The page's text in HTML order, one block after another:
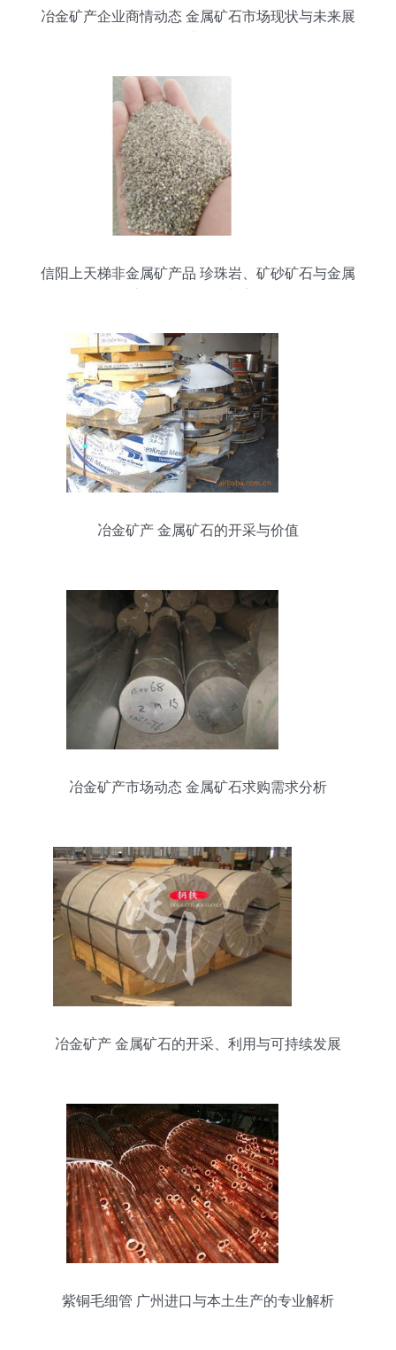
冶金矿产企业商情动态 金属矿石市场现状与未来展
信阳上天梯非金属矿产品 珍珠岩、矿砂矿石与金属
冶金矿产 金属矿石的开采与价值
冶金矿产市场动态 金属矿石求购需求分析
冶金矿产 金属矿石的开采、利用与可持续发展
紫铜毛细管 广州进口与本土生产的专业解析